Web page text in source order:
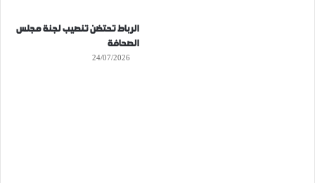
الرباط تحتضن تنصيب لجنة مجلس
الصحافة
24/07/2026